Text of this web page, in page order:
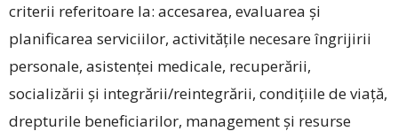
criterii referitoare la: accesarea, evaluarea și
planificarea serviciilor, activitățile necesare îngrijirii
personale, asistenței medicale, recuperării,
socializării și integrării/reintegrării, con­dițiile de viață,
drepturile beneficiarilor, management și resurse